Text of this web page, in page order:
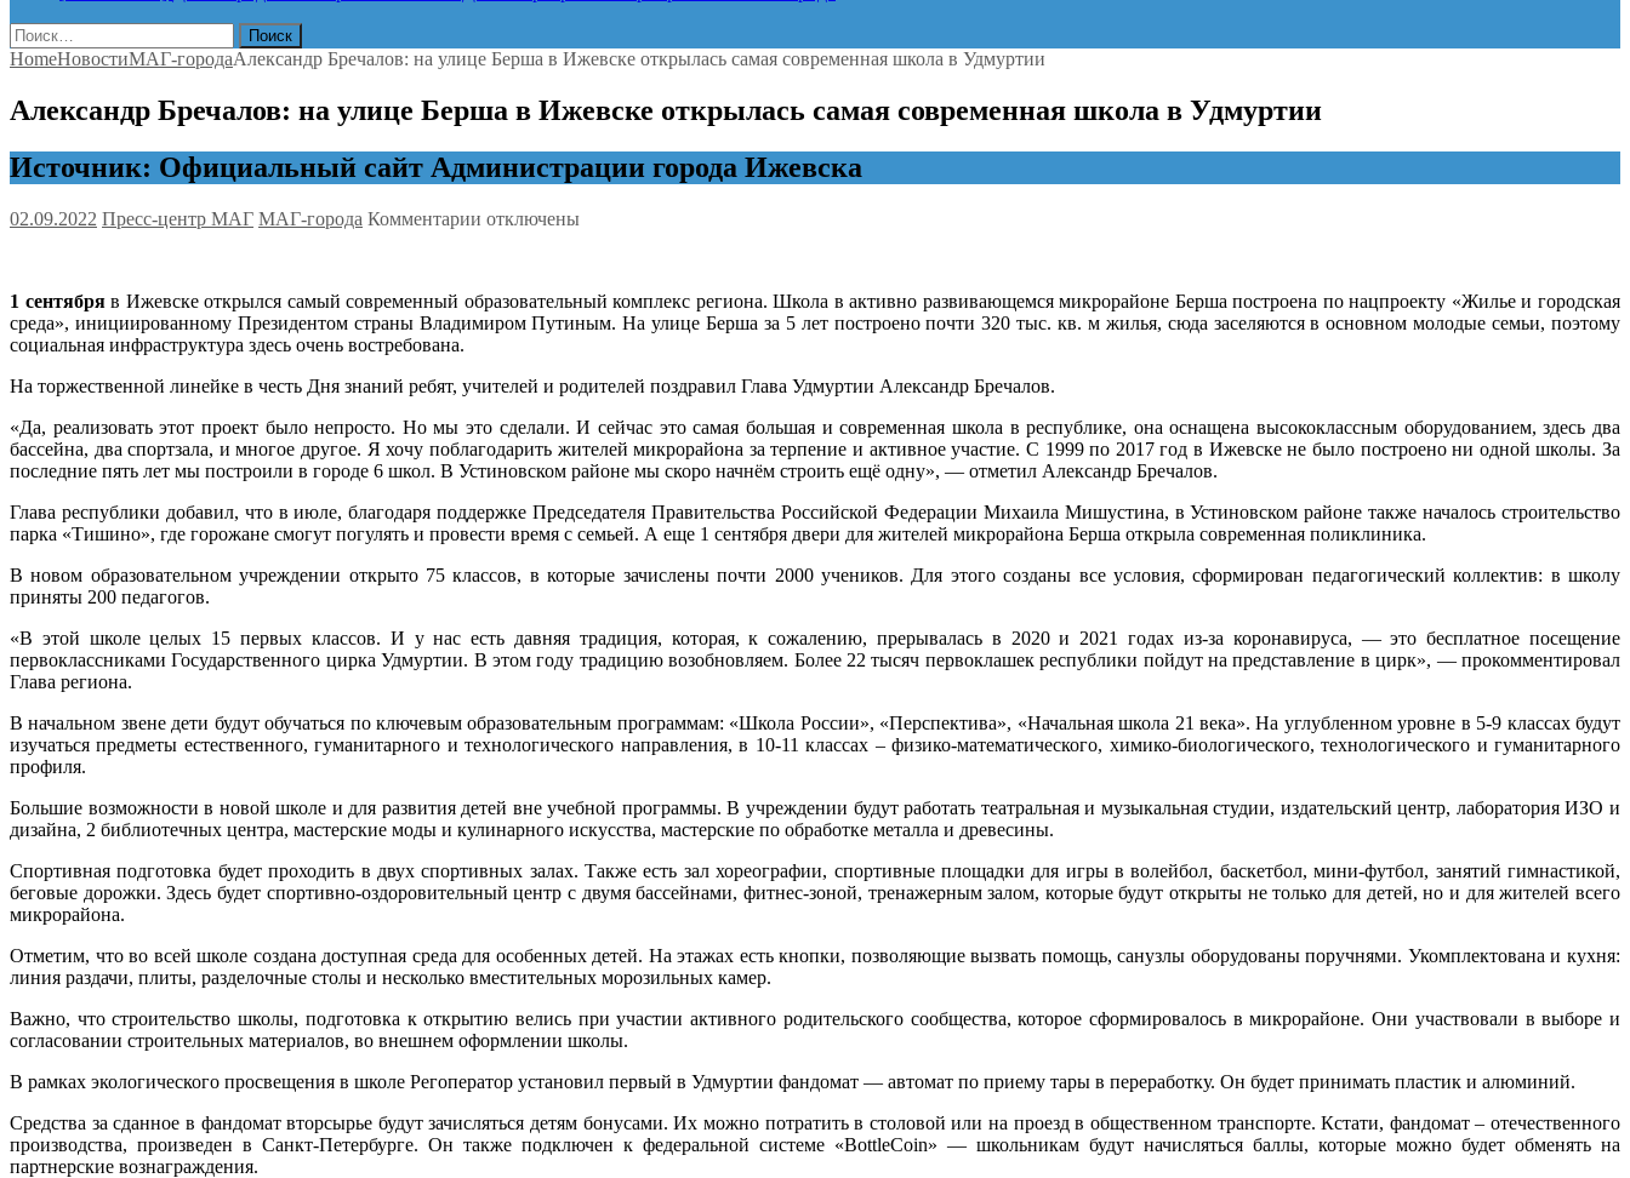
Найти:
HomeНовостиМАГ-городаАлександр Бречалов: на улице Берша в Ижевске открылась самая современная школа в Удмуртии
Александр Бречалов: на улице Берша в Ижевске открылась самая современная школа в Удмуртии
Источник: Официальный сайт Администрации города Ижевска
02.09.2022 Пресс-центр МАГ МАГ-города Комментарии к
на
улице
Ижевске
самая
современная
школа
Удмуртии
отключены
1 сентябряв Ижевске открылся самый современный образовательный комплекс региона. Школа в активно развивающемся микрорайоне Берша построена по нацпроекту «Жилье и городская
среда», инициированному Президентом страны Владимиром Путиным. На улице Берша за 5 лет построено почти 320 тыс. кв. м жилья, сюда заселяются в основном молодые семьи, поэтому
социальная инфраструктура здесь очень востребована.
На торжественной линейке в честь Дня знаний ребят, учителей и родителей поздравил Глава Удмуртии Александр Бречалов.
«Да, реализовать этот проект было непросто. Но мы это сделали. И сейчас это самая большая и современная школа в республике, она оснащена высококлассным оборудованием, здесь два
бассейна, два спортзала, и многое другое. Я хочу поблагодарить жителей микрорайона за терпение и активное участие. С 1999 по 2017 год в Ижевске не было построено ни одной школы. За
последние пять лет мы построили в городе 6 школ. В Устиновском районе мы скоро начнём строить ещё одну», — отметил Александр Бречалов.
Глава республики добавил, что в июле, благодаря поддержке Председателя Правительства Российской Федерации Михаила Мишустина, в Устиновском районе также началось строительство
парка «Тишино», где горожане смогут погулять и провести время с семьей. А еще 1 сентября двери для жителей микрорайона Берша открыла современная поликлиника.
В новом образовательном учреждении открыто 75 классов, в которые зачислены почти 2000 учеников. Для этого созданы все условия, сформирован педагогический коллектив: в школу
приняты 200 педагогов.
«В этой школе целых 15 первых классов. И у нас есть давняя традиция, которая, к сожалению, прерывалась в 2020 и 2021 годах из-за коронавируса, — это бесплатное посещение
первоклассниками Государственного цирка Удмуртии. В этом году традицию возобновляем. Более 22 тысяч первоклашек республики пойдут на представление в цирк», — прокомментировал
Глава региона.
В начальном звене дети будут обучаться по ключевым образовательным программам: «Школа России», «Перспектива», «Начальная школа 21 века». На углубленном уровне в 5-9 классах будут
изучаться предметы естественного, гуманитарного и технологического направления, в 10-11 классах – физико-математического, химико-биологического, технологического и гуманитарного
профиля.
Большие возможности в новой школе и для развития детей вне учебной программы. В учреждении будут работать театральная и музыкальная студии, издательский центр, лаборатория ИЗО и
дизайна, 2 библиотечных центра, мастерские моды и кулинарного искусства, мастерские по обработке металла и древесины.
Спортивная подготовка будет проходить в двух спортивных залах. Также есть зал хореографии, спортивные площадки для игры в волейбол, баскетбол, мини-футбол, занятий гимнастикой,
беговые дорожки. Здесь будет спортивно-оздоровительный центр с двумя бассейнами, фитнес-зоной, тренажерным залом, которые будут открыты не только для детей, но и для жителей всего
микрорайона.
Отметим, что во всей школе создана доступная среда для особенных детей. На этажах есть кнопки, позволяющие вызвать помощь, санузлы оборудованы поручнями. Укомплектована и кухня:
линия раздачи, плиты, разделочные столы и несколько вместительных морозильных камер.
Важно, что строительство школы, подготовка к открытию велись при участии активного родительского сообщества, которое сформировалось в микрорайоне. Они участвовали в выборе и
согласовании строительных материалов, во внешнем оформлении школы.
В рамках экологического просвещения в школе Регоператор установил первый в Удмуртии фандомат — автомат по приему тары в переработку. Он будет принимать пластик и алюминий.
Средства за сданное в фандомат вторсырье будут зачисляться детям бонусами. Их можно потратить в столовой или на проезд в общественном транспорте. Кстати, фандомат – отечественного
производства, произведен в Санкт-Петербурге. Он также подключен к федеральной системе «BottleCoin» — школьникам будут начисляться баллы, которые можно будет обменять на
партнерские вознаграждения.